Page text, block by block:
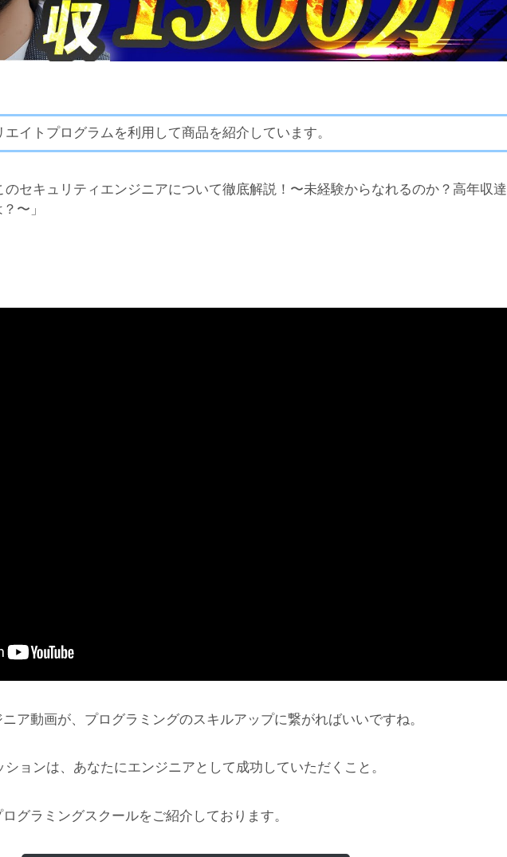
イトプログラムを利用して商品を紹介しています。
のセキュリティエンジニアについて徹底解説！〜未経験からなれるのか？高年収達
〜」
ア動画が、プログラミングのスキルアップに繋がればいいですね。
ョンは、あなたにエンジニアとして成功していただくこと。
グラミングスクールをご紹介しております。